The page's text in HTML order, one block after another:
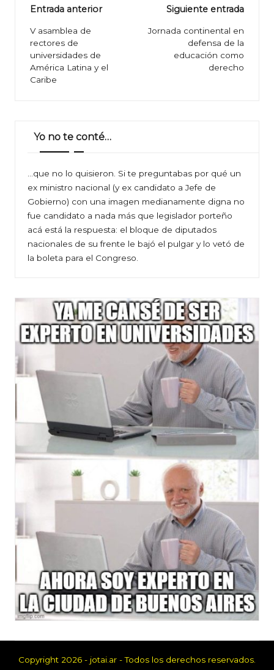
Navegación
de
entradas
Entrada anterior
V asamblea de
rectores de
universidades de
América Latina y el
Caribe
Siguiente entrada
Jornada continental en
defensa de la
educación como
derecho
Yo no te conté…
…que no lo quisieron. Si te preguntabas por qué un
ex ministro nacional (y ex candidato a Jefe de
Gobierno) con una imagen medianamente digna no
fue candidato a nada más que legislador porteño
acá está la respuesta: el bloque de diputados
nacionales de su frente le bajó el pulgar y lo vetó de
la boleta para el Congreso.
Copyright 2026 - jotai.ar - Todos los derechos reservados.